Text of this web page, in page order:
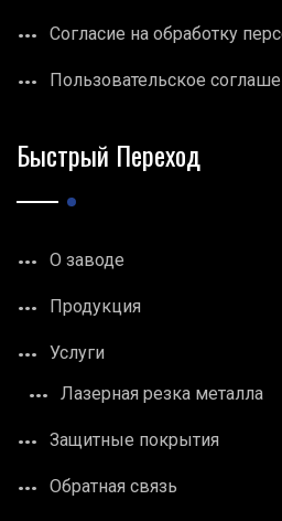
Согласие на обработку
Пользовательское
Быстрый Переход
О заводе
Продукция
Услуги
Лазерная резка металла
Защитные покрытия
Обратная связь